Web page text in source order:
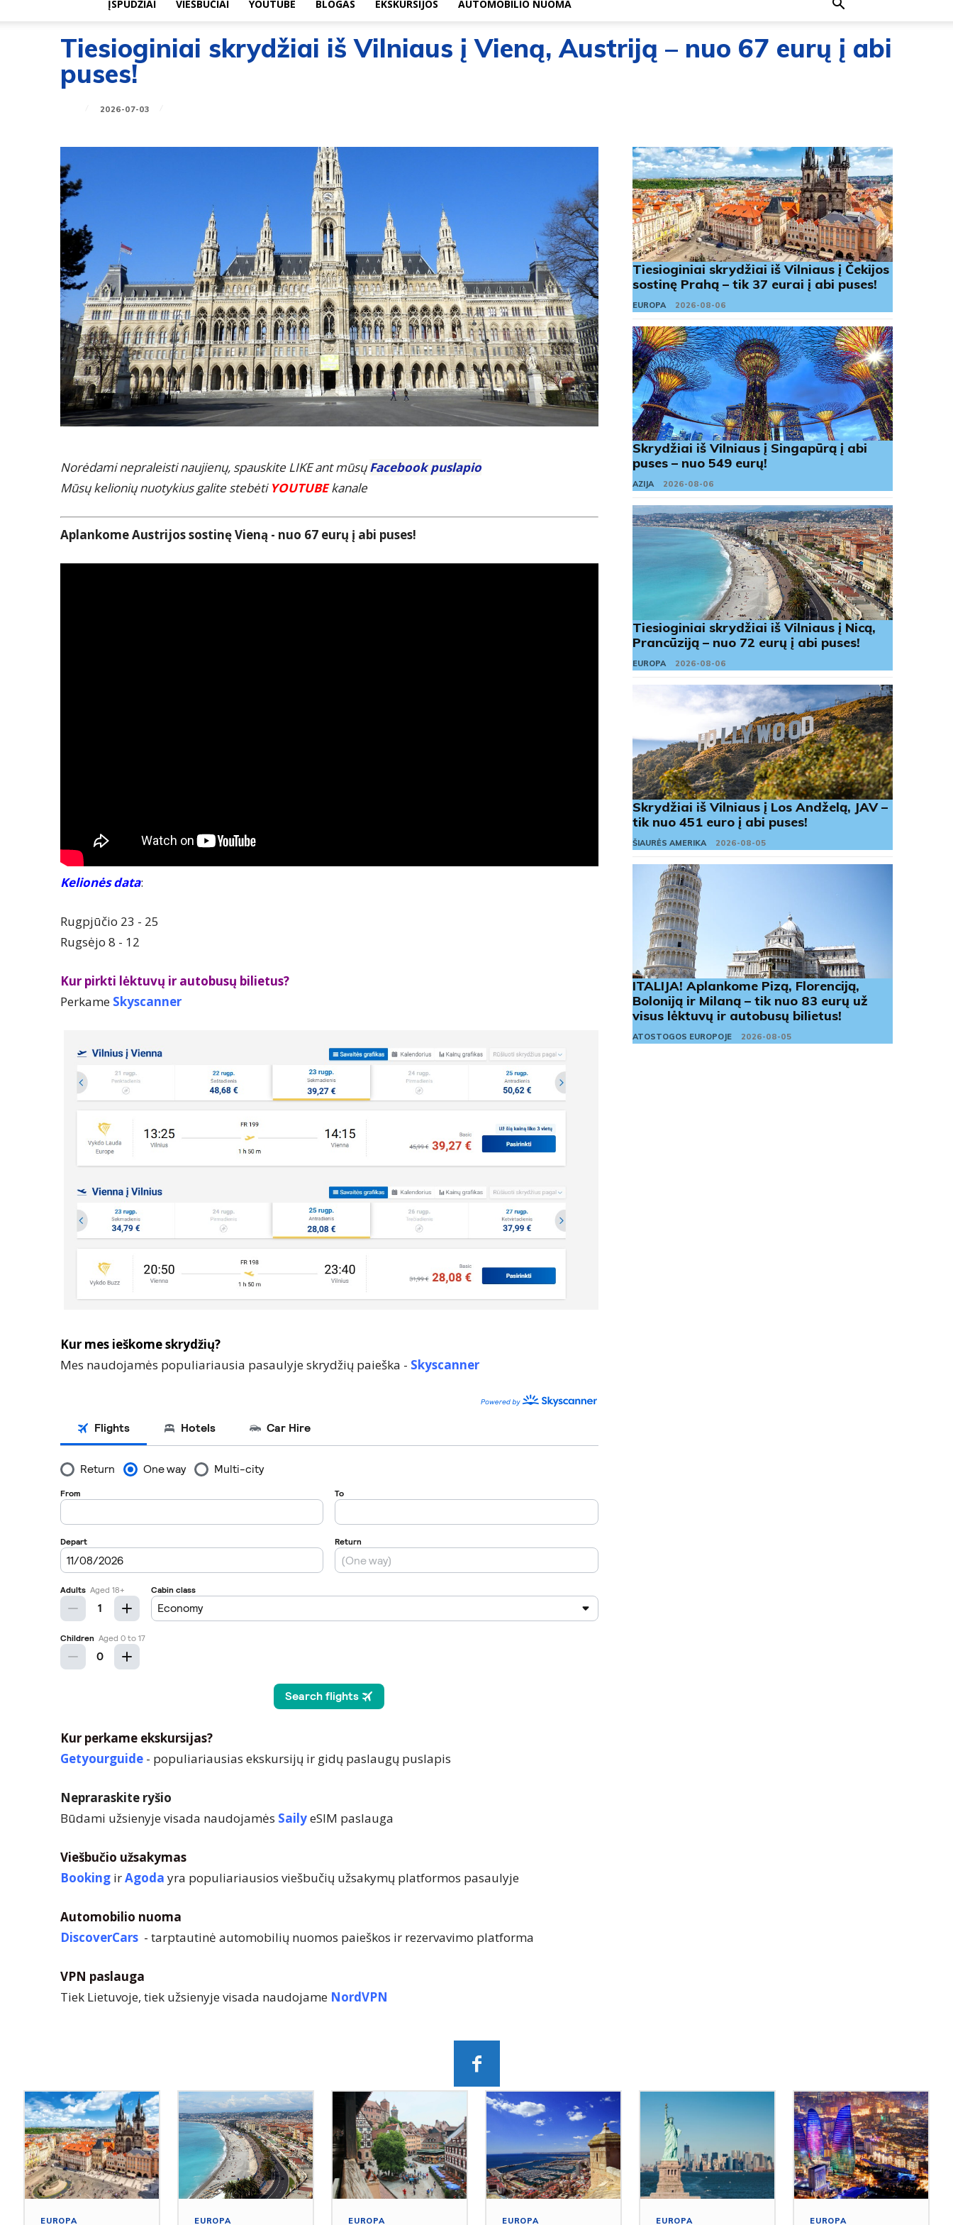
ĮSPŪDŽIAI VIEŠBUČIAI YOUTUBE BLOGAS EKSKURSIJOS AUTOMOBILIO NUOMA
Tiesioginiai skrydžiai iš Vilniaus į Vieną, Austriją – nuo 67 eurų į abi
puses!
2026-07-03
Norėdami nepraleisti naujienų, spauskite LIKE ant mūsųFacebook puslapio
Mūsų kelionių nuotykius galite stebėti YOUTUBEkanale
Aplankome Austrijos sostinę Vieną - nuo 67 eurų į abi puses!
Kelionės data:
Rugpjūčio 23 - 25
Rugsėjo 8 - 12
Kur pirkti lėktuvų ir autobusų bilietus?
Perkame Skyscanner
Kur mes ieškome skrydžių?
Mes naudojamės populiariausia pasaulyje skrydžių paieška - Skyscanner
Kur perkame ekskursijas?
Getyourguide - populiariausias ekskursijų ir gidų paslaugų puslapis
Nepraraskite ryšio
Būdami užsienyje visada naudojamės SailyeSIM paslauga
Viešbučio užsakymas
Booking irAgoda yra populiariausios viešbučių užsakymų platformos pasaulyje
Automobilio nuoma
DiscoverCars - tarptautinė automobilių nuomos paieškos ir rezervavimo platforma
VPN paslauga
Tiek Lietuvoje, tiek užsienyje visada naudojame NordVPN
Tiesioginiai skrydžiai iš Vilniaus į Čekijos
sostinę Prahą – tik 37 eurai į abi puses!
EUROPA 2026-08-06
Skrydžiai iš Vilniaus į Singapūrą į abi
puses – nuo 549 eurų!
AZIJA 2026-08-06
Tiesioginiai skrydžiai iš Vilniaus į Nicą,
Prancūziją – nuo 72 eurų į abi puses!
EUROPA 2026-08-06
Skrydžiai iš Vilniaus į Los Andželą, JAV –
tik nuo 451 euro į abi puses!
ŠIAURĖS AMERIKA 2026-08-05
ITALIJA! Aplankome Pizą, Florenciją,
Boloniją ir Milaną – tik nuo 83 eurų už
visus lėktuvų ir autobusų bilietus!
ATOSTOGOS EUROPOJE 2026-08-05
EUROPA EUROPA EUROPA EUROPA EUROPA EUROPA